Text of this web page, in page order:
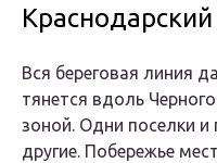
Вся береговая линия
тянется вдоль
зоной. Одни поселки и
другие. Побережье